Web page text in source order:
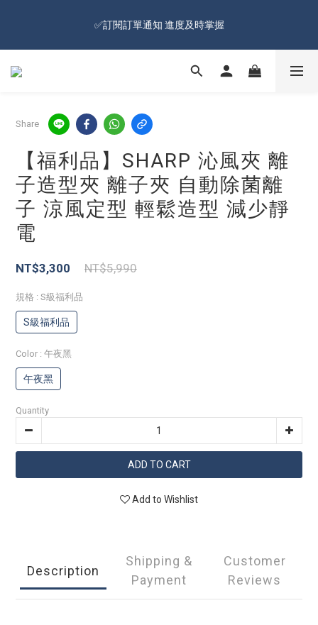
🚛
✅訂閱訂單通知 進度及時掌握
🔥Sign up and get 100 reward dollars🔥 Free Shipping Over $599
Share
【福利品】SHARP 沁風夾 離
子造型夾 離子夾 自動除菌離
子 涼風定型 輕鬆造型 減少靜
電
NT$5,990
NT$3,300
規格 : S級福利品
S級福利品
Color : 午夜黑
午夜黑
Quantity
ADD TO CART
Add to Wishlist
Description
Shipping &
Payment
Customer
Reviews